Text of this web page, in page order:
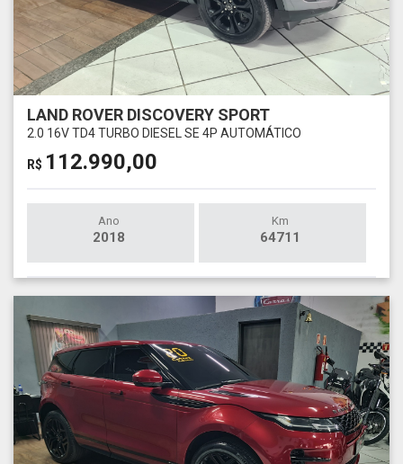
LAND ROVER DISCOVERY SPORT
2.0 16V TD4 TURBO DIESEL SE 4P AUTOMÁTICO
R$ 112.990,00
Ano
2018
Km
64711